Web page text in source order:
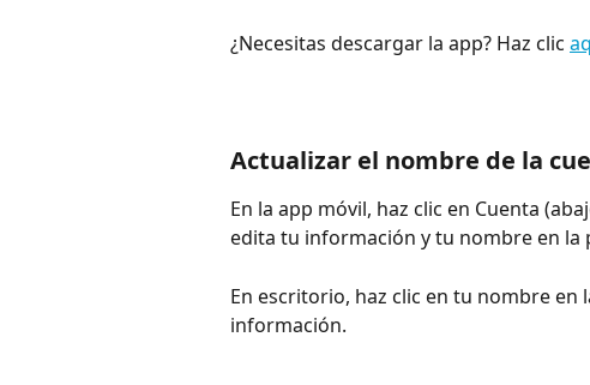
¿Necesitas descargar la app? Haz clic
Actualizar el nombre de la
En la app móvil, haz clic en Cuenta
edita tu información y tu nombre en la
En escritorio, haz clic en tu nombre
información.